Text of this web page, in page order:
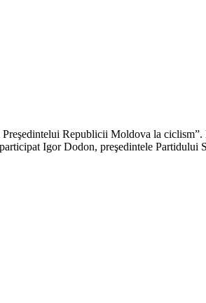
Republicii Moldova la
Igor Dodon, preşedintele